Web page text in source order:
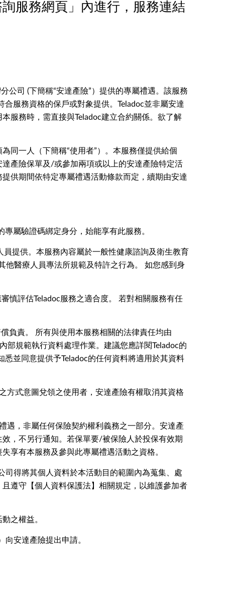
服務網頁」內進行，服務連結
司 (下簡稱“安達產險”）提供的專屬禮遇。該服務
合服務資格的保戶或對象提供。Teladoc並非屬安達
服務時，需直接與Teladoc建立合約關係。欲了解
一人（下簡稱“使用者”）。本服務僅提供給個
產險保單及/或參加兩項或以上的安達產險特定活
供期間依特定專屬禮遇活動條款而定，續期由安達
屬驗證碼綁定身分，始能享有此服務。
員提供。本服務內容屬於一般性健康諮詢及衛生教育
醫療人員專法所規範及特許之行為。 如您感到身
評估Teladoc服務之適合度。 若對相關服務有任
責。 所有與使用本服務相關的法律責任均由
部規範執行資料處理作業。建議您應詳閱Teladoc的
並同意提供予Teladoc的任何資料將適用於其資料
式意圖兌領之使用者，安達產險有權取消其資格
，非屬任何保險契約權利義務之一部分。安達產
，不另行通知。若保單要/被保險人於投保有效期
享有本服務及參與此專屬禮遇活動之資格。
得將其個人資料於本活動目的範圍內為蒐集、處
遵守【個人資料保護法】相關規定，以維護參加者
之權益。
安達產險提出申請。